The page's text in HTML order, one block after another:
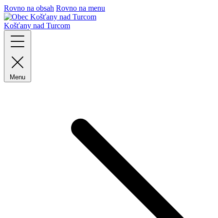
Rovno na obsah Rovno na menu
Košťany nad Turcom
Menu